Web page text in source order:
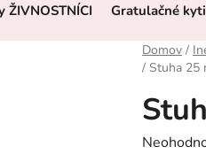
ŽIVNOSTNÍCI Gratulačné
Domov /
/ Stuha 25